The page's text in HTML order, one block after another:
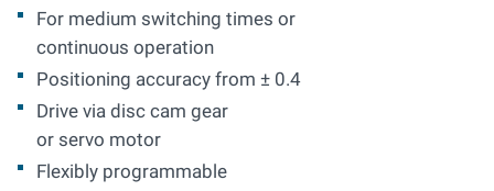
For medium switching times or
continuous operation
Positioning accuracy from ± 0.4
Drive via disc cam gear
or servo motor
Flexibly programmable